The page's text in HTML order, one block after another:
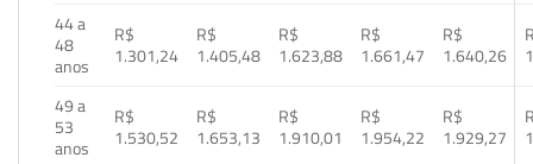
44 a
48
anos
R$
1.301,24
R$
1.405,48
R$
1.623,88
R$
1.661,47
R$
1.640,26
49 a
53
anos
R$
1.530,52
R$
1.653,13
R$
1.910,01
R$
1.954,22
R$
1.929,27